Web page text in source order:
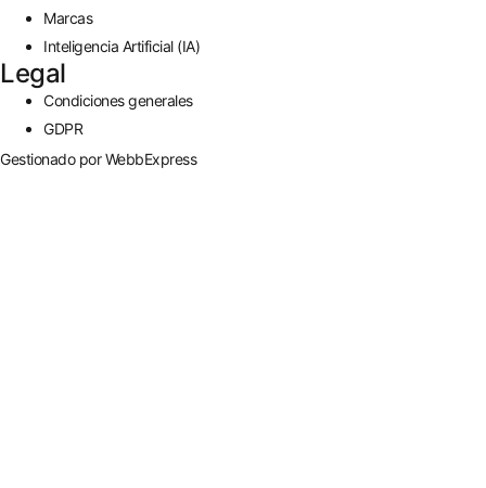
Marcas
Inteligencia Artificial (IA)
Legal
Condiciones generales
GDPR
Gestionado por WebbExpress